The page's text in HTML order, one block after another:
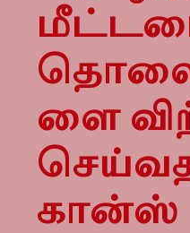
ளை
கான்ஸ்